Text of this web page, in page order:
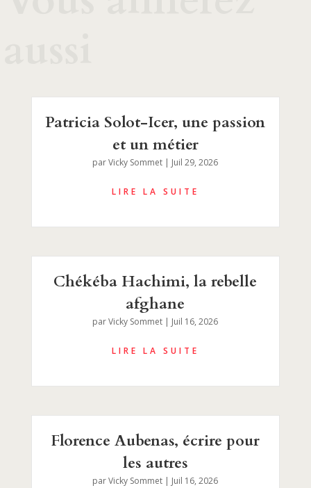
Patricia Solot-Icer, une passion
et un métier
parVicky Sommet | Juil 29, 2026
Chékéba Hachimi, la rebelle
afghane
parVicky Sommet | Juil 16, 2026
Florence Aubenas, écrire pour
les autres
parVicky Sommet | Juil 16, 2026